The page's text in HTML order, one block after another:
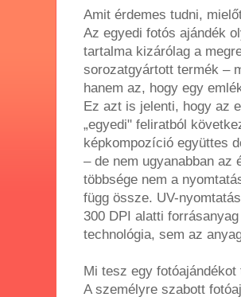
Amit érdemes tudni,
Az egyedi fotós ajándék
tartalma kizárólag a
sorozatgyártott termék –
hanem az, hogy egy
Ez azt is jelenti, hogy az
„egyedi" feliratból
képkompozíció együttes
– de nem ugyanabban az
többsége nem a
függ össze. UV-
300 DPI alatti
technológia, sem az
Mi tesz egy fotóajándékot
A személyre szabott